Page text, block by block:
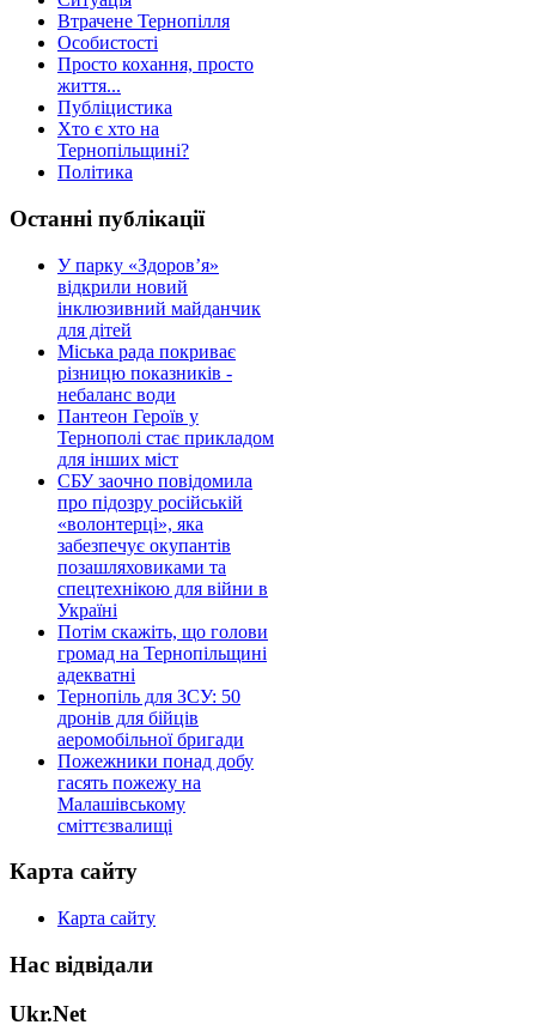
Втрачене Тернопілля
Особистості
Просто кохання, просто
життя...
Публіцистика
Хто є хто на
Тернопільщині?
Політика
Останні публікації
У парку «Здоров’я»
відкрили новий
інклюзивний майданчик
для дітей
Міська рада покриває
різницю показників -
небаланс води
Пантеон Героїв у
Тернополі стає прикладом
для інших міст
СБУ заочно повідомила
про підозру російській
«волонтерці», яка
забезпечує окупантів
позашляховиками та
спецтехнікою для війни в
Україні
Потім скажіть, що голови
громад на Тернопільщині
адекватні
Тернопіль для ЗСУ: 50
дронів для бійців
аеромобільної бригади
Пожежники понад добу
гасять пожежу на
Малашівському
сміттєзвалищі
Карта сайту
Карта сайту
Нас відвідали
Ukr.Net